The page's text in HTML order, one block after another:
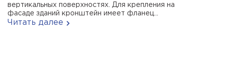
вертикальных поверхностях. Для крепления на
фасаде зданий кронштейн имеет фланец...
Читать далее